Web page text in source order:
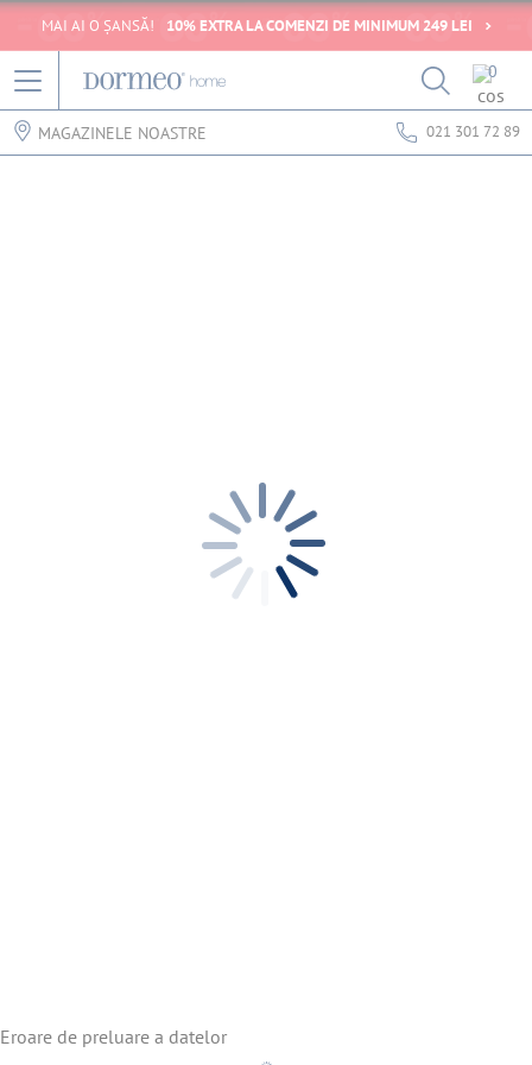
MAI AI O ȘANSĂ! 10% EXTRA LA COMENZI DE MINIMUM 249 LEI
0
MAGAZINELE NOASTRE 021 301 72 89
Eroare de preluare a datelor